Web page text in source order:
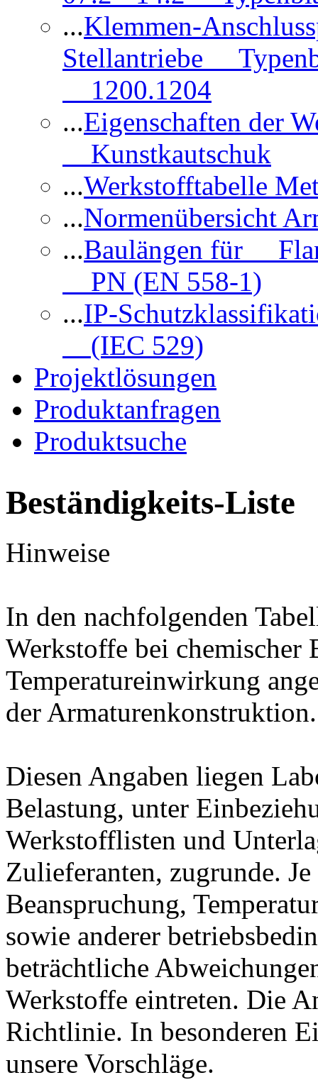
...Klemmen-
Stellantriebe
1200.1204
...Eigenschaften der
Kunstkautschuk
...Werkstofftabelle
...Normenübersicht
...Baulängen für
PN (EN 558-1)
...IP-
(IEC 529)
Projektlösungen
Produktanfragen
Produktsuche
Beständigkeits-Liste
Hinweise
In den nachfolgenden
Werkstoffe bei chemischer
Temperatureinwirkung
der Armaturenkonstruktion.
Diesen Angaben liegen
Belastung, unter
Werkstofflisten und
Zulieferanten, zugrunde.
Beanspruchung,
sowie anderer
beträchtliche
Werkstoffe eintreten. Die
Richtlinie. In besonderen
unsere Vorschläge.